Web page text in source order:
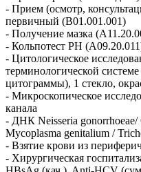
- Прием (осмотр,
первичный (B01.001.001)
- Получение мазка
- Кольпотест PH
- Цитологическое
терминологической
цитограммы), 1 стекло,
- Микроскопическое
канала
- ДНК Neisseria gonorrhoeae/
Mycoplasma genitalium /
- Взятие крови из
- Хирургическая